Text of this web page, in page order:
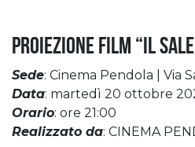
Proiezione film “Il
Sede: Cinema Pendola | Via
Data: martedì 20 ottobre
Orario: ore 21:00
Realizzato da: CINEMA